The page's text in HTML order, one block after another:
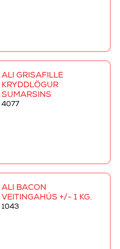
ALI GRÍSAFILLE
KRYDDLÖGUR
SUMARSINS
4077
ALI BACON
VEITINGAHÚS +/- 1 KG.
1043